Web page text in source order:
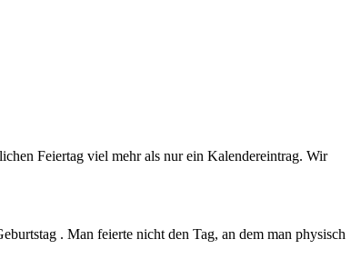
Feiertag viel mehr als nur ein Kalendereintrag. Wir
. Man feierte nicht den Tag, an dem man physisch